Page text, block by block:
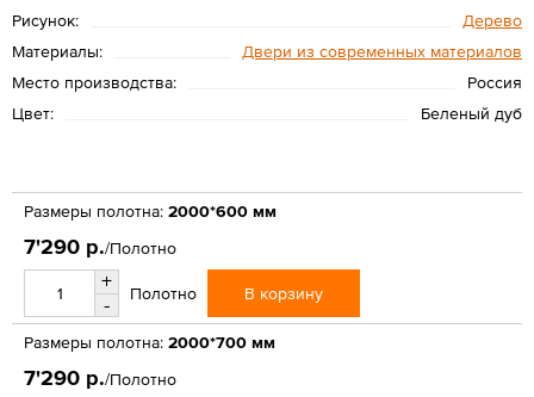
Рисунок:
Дерево
Материалы:
Двери из современных материалов
Место производства:
Россия
Цвет:
Беленый дуб
Размеры полотна: 2000*600 мм
7'290 р./Полотно
+
-
Полотно В корзину
Размеры полотна: 2000*700 мм
7'290 р./Полотно